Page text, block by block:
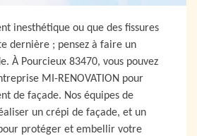
inesthétique ou que des fissures
dernière ; pensez à faire un
À Pourcieux 83470, vous pouvez
MI-RENOVATION pour
de façade. Nos équipes de
un crépi de façade, et un
protéger et embellir votre